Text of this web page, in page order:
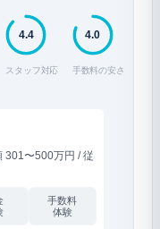
4.4
スタッフ対応
4.0
手数料の安さ
301〜500万円 / 従
手数料
体験